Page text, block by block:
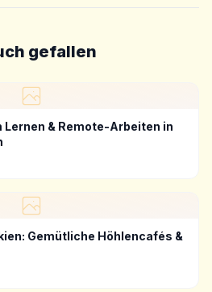
gefallen
Lernen & Remote-Arbeiten in
Gemütliche Höhlencafés &